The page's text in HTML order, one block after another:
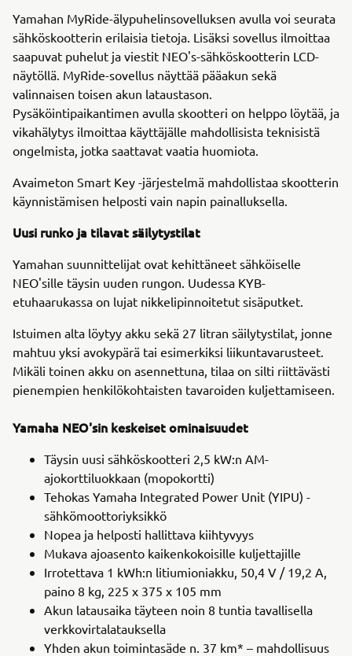
Yamahan MyRide-älypuhelinsovelluksen avulla voi seurata
sähköskootterin erilaisia tietoja. Lisäksi sovellus ilmoittaa
saapuvat puhelut ja viestit NEO's-sähköskootterin LCD-
näytöllä. MyRide-sovellus näyttää pääakun sekä
valinnaisen toisen akun lataustason.
Pysäköintipaikantimen avulla skootteri on helppo löytää, ja
vikahälytys ilmoittaa käyttäjälle mahdollisista teknisistä
ongelmista, jotka saattavat vaatia huomiota.
Avaimeton Smart Key -järjestelmä mahdollistaa skootterin
käynnistämisen helposti vain napin painalluksella.
Uusi runko ja tilavat säilytystilat
Yamahan suunnittelijat ovat kehittäneet sähköiselle
NEO'sille täysin uuden rungon. Uudessa KYB-
etuhaarukassa on lujat nikkelipinnoitetut sisäputket.
Istuimen alta löytyy akku sekä 27 litran säilytystilat, jonne
mahtuu yksi avokypärä tai esimerkiksi liikuntavarusteet.
Mikäli toinen akku on asennettuna, tilaa on silti riittävästi
pienempien henkilökohtaisten tavaroiden kuljettamiseen.
Yamaha NEO'sin keskeiset ominaisuudet
Täysin uusi sähköskootteri 2,5 kW:n AM-
ajokorttiluokkaan (mopokortti)
Tehokas Yamaha Integrated Power Unit (YIPU) -
sähkömoottoriyksikkö
Nopea ja helposti hallittava kiihtyvyys
Mukava ajoasento kaikenkokoisille kuljettajille
Irrotettava 1 kWh:n litiumioniakku, 50,4 V / 19,2 A,
paino 8 kg, 225 x 375 x 105 mm
Akun latausaika täyteen noin 8 tuntia tavallisella
verkkovirtalatauksella
Yhden akun toimintasäde n. 37 km* – mahdollisuus